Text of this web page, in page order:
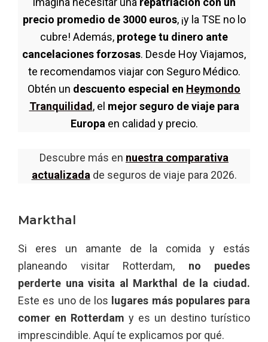
precio promedio de 3000 euros, ¡y la TSE no lo
cubre! Además, protege tu dinero ante
cancelaciones forzosas. Desde Hoy Viajamos,
te recomendamos viajar con Seguro Médico.
Obtén un descuento especial en Heymondo
Tranquilidad, el mejor seguro de viaje para
Europa en calidad y precio.
Descubre más en nuestra comparativa
actualizada de seguros de viaje para 2026.
Markthal
Si eres un amante de la comida y estás
planeando visitar Rotterdam, no puedes
perderte una visita al Markthal de la ciudad.
Este es uno de los lugares más populares para
comer en Rotterdam y es un destino turístico
imprescindible. Aquí te explicamos por qué.